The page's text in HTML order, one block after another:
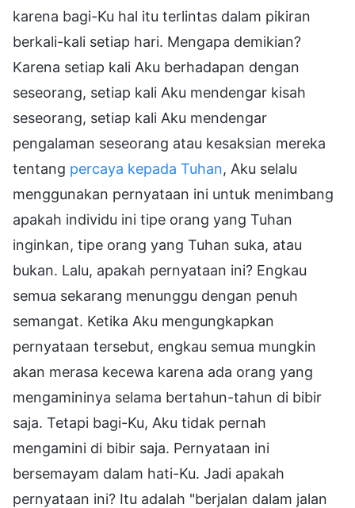
karena bagi-Ku hal itu terlintas dalam pikiran
berkali-kali setiap hari. Mengapa demikian?
Karena setiap kali Aku berhadapan dengan
seseorang, setiap kali Aku mendengar kisah
seseorang, setiap kali Aku mendengar
pengalaman seseorang atau kesaksian mereka
tentang percaya kepada Tuhan, Aku selalu
menggunakan pernyataan ini untuk menimbang
apakah individu ini tipe orang yang Tuhan
inginkan, tipe orang yang Tuhan suka, atau
bukan. Lalu, apakah pernyataan ini? Engkau
semua sekarang menunggu dengan penuh
semangat. Ketika Aku mengungkapkan
pernyataan tersebut, engkau semua mungkin
akan merasa kecewa karena ada orang yang
mengamininya selama bertahun-tahun di bibir
saja. Tetapi bagi-Ku, Aku tidak pernah
mengamini di bibir saja. Pernyataan ini
bersemayam dalam hati-Ku. Jadi apakah
pernyataan ini? Itu adalah "berjalan dalam jalan